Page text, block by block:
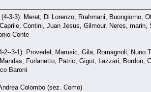
(4-3-3): Meret; Di Lorenzo, Rrahmani, Buongiorno,
Contini, Juan Jesus, Gilmour, Neres,
Conte
2--3-1): Provedel; Marusic, Gila, Romagnoli,
Furlanetto, Patric, Gigot, Lazzari, Bordon,
Baroni
Colombo (sez. Como)